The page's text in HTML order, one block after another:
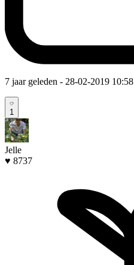
7 jaar geleden - 28-02-2019 10:58
1
Jelle
♥ 8737